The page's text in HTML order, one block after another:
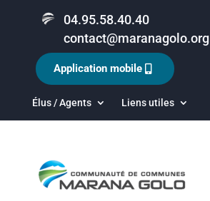
04.95.58.40.40
contact@maranagolo.org
Élus / Agents Liens utiles
Application mobile